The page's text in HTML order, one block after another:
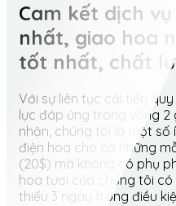
Cam kết dịch
nhất, giao hoa
tốt nhất, chất
Với sự liên tục cải tiến
lực đáp ứng trong vòng 2
nhận, chúng tôi là một
điện hoa cho cả những
(20$) mà không có phụ
hoa tươi của chúng tôi
thiểu 3 ngày trong điều